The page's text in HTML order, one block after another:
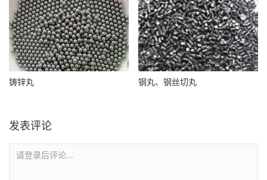
铸锌丸 钢丸、钢丝切丸
发表评论
请登录后评论...